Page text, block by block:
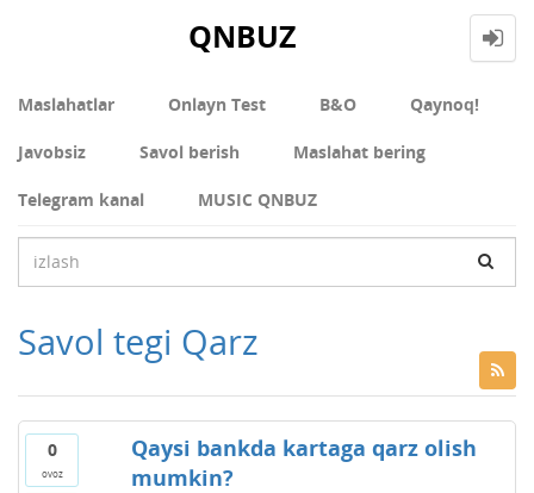
QNBUZ
Maslahatlar Onlayn Test В&О Qaynoq!
Javobsiz Savol berish Maslahat bering
Telegram kanal MUSIC QNBUZ
Savol tegi Qarz
0
ovoz
Qaysi bankda kartaga qarz olish
mumkin?